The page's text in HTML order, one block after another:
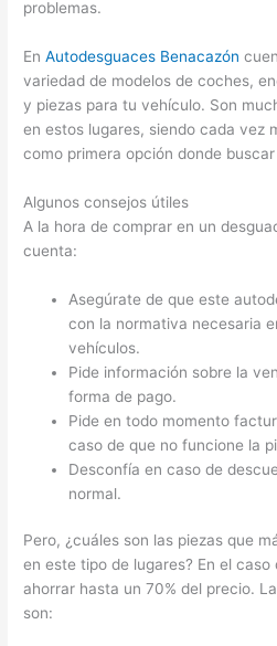
problemas.
EnAutodesguaces Benacazón
variedad de modelos de coches,
y piezas para tu vehículo. Son
en estos lugares, siendo cada vez
como primera opción donde buscar
Algunos consejos útiles
A la hora de comprar en un
cuenta:
Asegúrate de que este
con la normativa necesaria
vehículos.
Pide información sobre la
forma de pago.
Pide en todo momento
caso de que no funcione la
Desconfía en caso de
normal.
Pero, ¿cuáles son las piezas que
en este tipo de lugares? En el
ahorrar hasta un 70% del precio.
son: